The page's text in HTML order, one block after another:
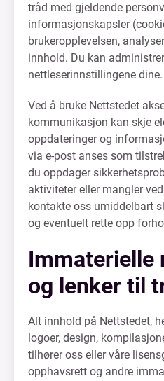
tråd med gjeldende
informasjonskapsler
brukeropplevelsen,
innhold. Du kan
nettleserinnstillingene dine.
Ved å bruke Nettstedet
kommunikasjon kan skje
oppdateringer og
via e-post anses som
du oppdager
aktiviteter eller mangler
kontakte oss umiddelbart
og eventuelt rette opp
Immaterielle
og lenker til
Alt innhold på Nettstedet,
logoer, design,
tilhører oss eller våre
opphavsrett og andre